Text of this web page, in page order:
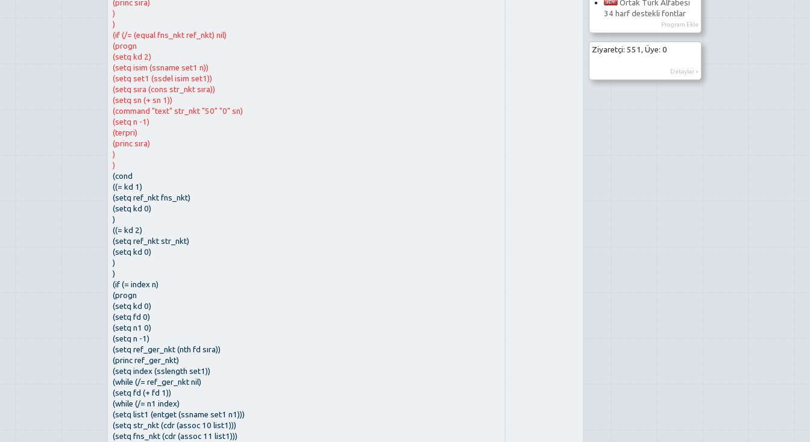
Ortak Türk Alfabesi
34 harf destekli fontlar
Program Ekle
Ziyaretçi: 551, Üye: 0
Detaylar »
(princ sıra)
)
)
(if (/= (equal fns_nkt ref_nkt) nil)
(progn
(setq kd 2)
(setq isim (ssname set1 n))
(setq set1 (ssdel isim set1))
(setq sıra (cons str_nkt sıra))
(setq sn (+ sn 1))
(command "text" str_nkt "50" "0" sn)
(setq n -1)
(terpri)
(princ sıra)
)
)
(cond
((= kd 1)
(setq ref_nkt fns_nkt)
(setq kd 0)
)
((= kd 2)
(setq ref_nkt str_nkt)
(setq kd 0)
)
)
(if (= index n)
(progn
(setq kd 0)
(setq fd 0)
(setq n1 0)
(setq n -1)
(setq ref_ger_nkt (nth fd sıra))
(princ ref_ger_nkt)
(setq index (sslength set1))
(while (/= ref_ger_nkt nil)
(setq fd (+ fd 1))
(while (/= n1 index)
(setq list1 (entget (ssname set1 n1)))
(setq str_nkt (cdr (assoc 10 list1)))
(setq fns_nkt (cdr (assoc 11 list1)))